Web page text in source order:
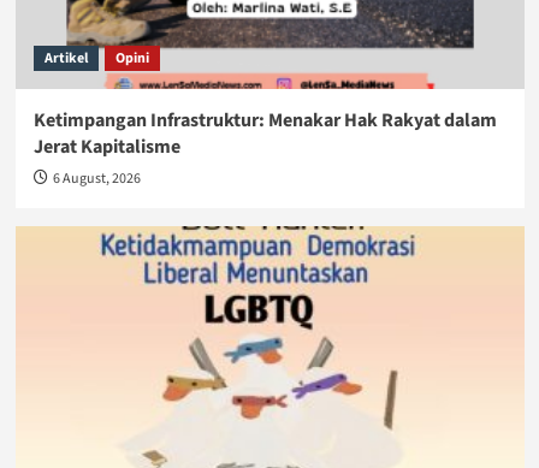
Artikel Opini
Ketimpangan Infrastruktur: Menakar Hak Rakyat dalam
Jerat Kapitalisme
6 August, 2026